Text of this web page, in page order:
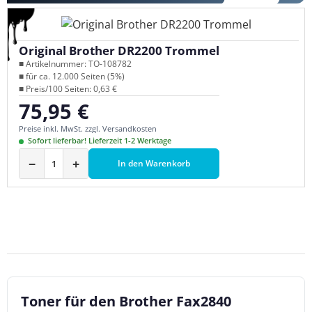
Original Brother DR2200 Trommel
■ Artikelnummer: TO-108782
■ für ca. 12.000 Seiten (5%)
■ Preis/100 Seiten: 0,63 €
Regulärer Preis:
75,95 €
Preise inkl. MwSt. zzgl. Versandkosten
Sofort lieferbar! Lieferzeit 1-2 Werktage
− + In den Warenkorb
Toner für den Brother Fax2840